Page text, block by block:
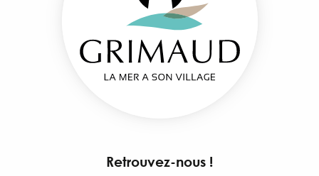
Retrouvez-nous !